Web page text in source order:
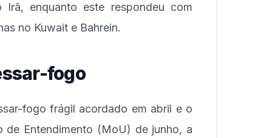
Irã, enquanto este respondeu com
no Kuwait e Bahrein.
fogo
fogo frágil acordado em abril e o
de Entendimento (MoU) de junho, a